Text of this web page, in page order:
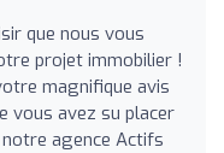
que nous vous
projet immobilier !
magnifique avis
vous avez su placer
notre agence Actifs